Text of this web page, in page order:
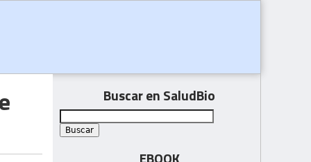
Buscar en SaludBio